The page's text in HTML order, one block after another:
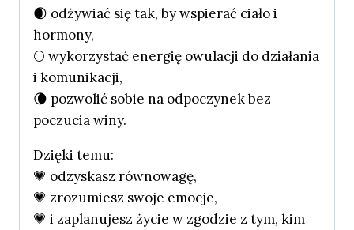
🌒 odżywiać się tak, by wspierać ciało i
hormony,
🌕 wykorzystać energię owulacji do działania
i komunikacji,
🌘 pozwolić sobie na odpoczynek bez
poczucia winy.
Dzięki temu:
💗 odzyskasz równowagę,
💗 zrozumiesz swoje emocje,
💗 i zaplanujesz życie w zgodzie z tym, kim